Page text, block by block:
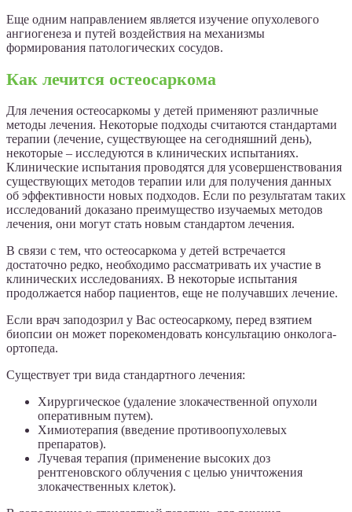
Еще одним направлением является изучение опухолевого
ангиогенеза и путей воздействия на механизмы
формирования патологических сосудов.
Как лечится остеосаркома
Для лечения остеосаркомы у детей применяют различные
методы лечения. Некоторые подходы считаются стандартами
терапии (лечение, существующее на сегодняшний день),
некоторые – исследуются в клинических испытаниях.
Клинические испытания проводятся для усовершенствования
существующих методов терапии или для получения данных
об эффективности новых подходов. Если по результатам таких
исследований доказано преимущество изучаемых методов
лечения, они могут стать новым стандартом лечения.
В связи с тем, что остеосаркома у детей встречается
достаточно редко, необходимо рассматривать их участие в
клинических исследованиях. В некоторые испытания
продолжается набор пациентов, еще не получавших лечение.
Если врач заподозрил у Вас остеосаркому, перед взятием
биопсии он может порекомендовать консультацию онколога-
ортопеда.
Существует три вида стандартного лечения:
Хирургическое (удаление злокачественной опухоли
оперативным путем).
Химиотерапия (введение противоопухолевых
препаратов).
Лучевая терапия (применение высоких доз
рентгеновского облучения с целью уничтожения
злокачественных клеток).